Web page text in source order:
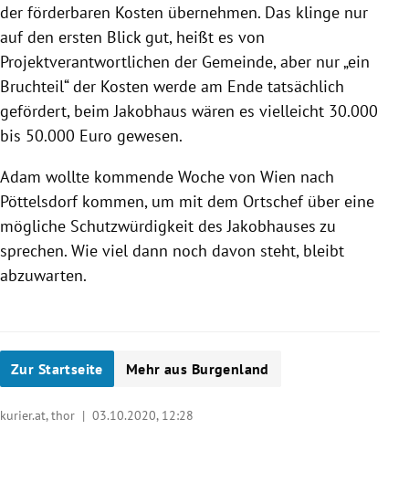
der förderbaren Kosten übernehmen. Das klinge nur
auf den ersten Blick gut, heißt es von
Projektverantwortlichen der Gemeinde, aber nur „ein
Bruchteil“ der Kosten werde am Ende tatsächlich
gefördert, beim Jakobhaus wären es vielleicht 30.000
bis 50.000 Euro gewesen.
Adam wollte kommende Woche von Wien nach
Pöttelsdorf kommen, um mit dem Ortschef über eine
mögliche Schutzwürdigkeit des Jakobhauses zu
sprechen. Wie viel dann noch davon steht, bleibt
abzuwarten.
Zur Startseite Mehr aus Burgenland
kurier.at, thor | 03.10.2020, 12:28